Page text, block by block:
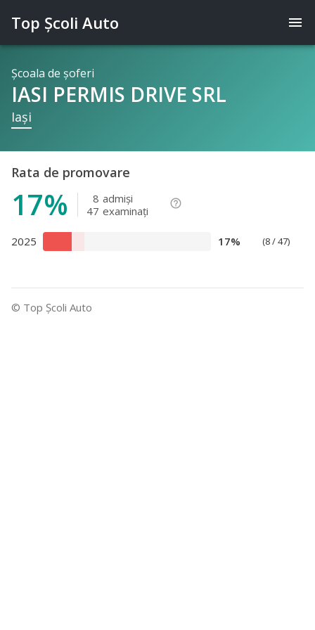
menu
Top Şcoli Auto
Şcoala de şoferi
IASI PERMIS DRIVE SRL
Iaşi
Rata de promovare
17% 8 admişi
47 examinaţi
help_outline
2025 17% (8 / 47)
© Top Şcoli Auto